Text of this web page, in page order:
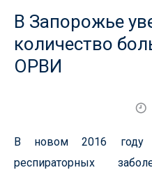
В Запорожье
количество
ОРВИ
В новом 2016 году
респираторных